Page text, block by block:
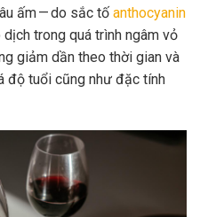
ấm — do sắc tố anthocyanin
trong quá trình ngâm vỏ
giảm dần theo thời gian và
độ tuổi cũng như đặc tính